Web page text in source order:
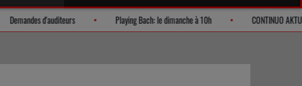
Demandes d'auditeurs Playing Bach: le dimanche à 10h